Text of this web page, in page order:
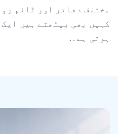
مختلف دفاتر اور ٹائم
کہیں بھی بیٹھتے ہیں
ہوتی ہے۔.